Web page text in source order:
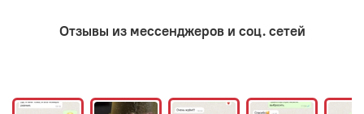
Отзывы из мессенджеров и соц. сетей